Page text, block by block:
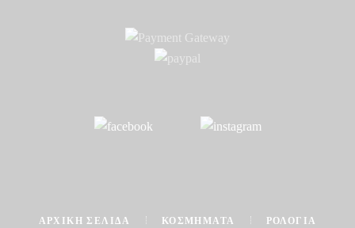
ΑΡΧΙΚΉ ΣΕΛΊΔΑ ΚΟΣΜΉΜΑΤΑ ΡΟΛΌΓΙΑ